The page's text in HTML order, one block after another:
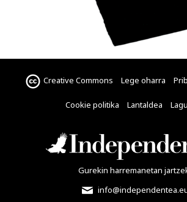
Creative Commons Lege oharra
Cookie politika Lantaldea
Gurekin harremanetan